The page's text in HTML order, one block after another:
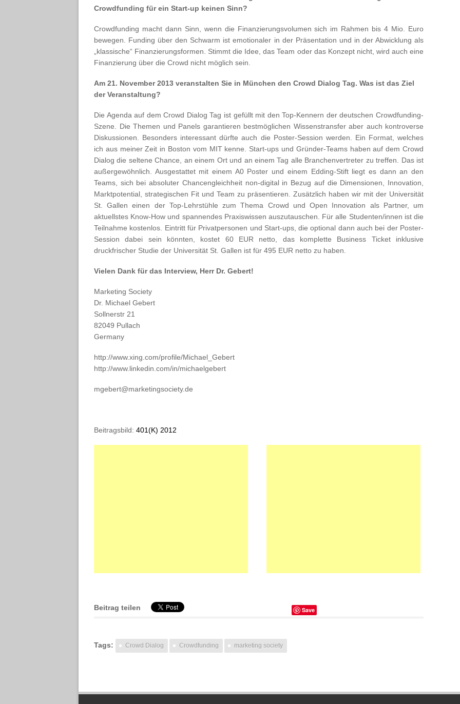
Crowdfunding für ein Start-up keinen Sinn?
Crowdfunding macht dann Sinn, wenn die Finanzierungsvolumen sich im Rahmen bis 4 Mio. Euro
bewegen. Funding über den Schwarm ist emotionaler in der Präsentation und in der Abwicklung als
„klassische“ Finanzierungsformen. Stimmt die Idee, das Team oder das Konzept nicht, wird auch eine
Finanzierung über die Crowd nicht möglich sein.
Am 21. November 2013 veranstalten Sie in München den Crowd Dialog Tag. Was ist das Ziel
der Veranstaltung?
Die Agenda auf dem Crowd Dialog Tag ist gefüllt mit den Top-Kennern der deutschen Crowdfunding-
Szene. Die Themen und Panels garantieren bestmöglichen Wissenstransfer aber auch kontroverse
Diskussionen. Besonders interessant dürfte auch die Poster-Session werden. Ein Format, welches
ich aus meiner Zeit in Boston vom MIT kenne. Start-ups und Gründer-Teams haben auf dem Crowd
Dialog die seltene Chance, an einem Ort und an einem Tag alle Branchenvertreter zu treffen. Das ist
außergewöhnlich. Ausgestattet mit einem A0 Poster und einem Edding-Stift liegt es dann an den
Teams, sich bei absoluter Chancengleichheit non-digital in Bezug auf die Dimensionen, Innovation,
Marktpotential, strategischen Fit und Team zu präsentieren. Zusätzlich haben wir mit der Universität
St. Gallen einen der Top-Lehrstühle zum Thema Crowd und Open Innovation als Partner, um
aktuellstes Know-How und spannendes Praxiswissen auszutauschen. Für alle Studenten/innen ist die
Teilnahme kostenlos. Eintritt für Privatpersonen und Start-ups, die optional dann auch bei der Poster-
Session dabei sein könnten, kostet 60 EUR netto, das komplette Business Ticket inklusive
druckfrischer Studie der Universität St. Gallen ist für 495 EUR netto zu haben.
Vielen Dank für das Interview, Herr Dr. Gebert!
Marketing Society
Dr. Michael Gebert
Sollnerstr 21
82049 Pullach
Germany
http://www.xing.com/profile/Michael_Gebert
http://www.linkedin.com/in/michaelgebert
mgebert@marketingsociety.de
Beitragsbild: 401(K) 2012
Beitrag teilen Save
Tags: Crowd Dialog Crowdfunding marketing society